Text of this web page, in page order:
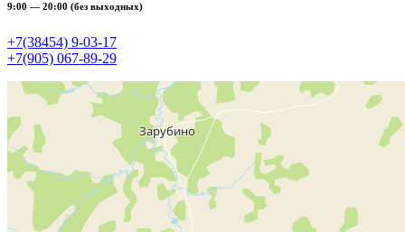
9:00 — 20:00 (без выходных)
+7(38454) 9‑03‑17
+7(905) 067‑89‑29